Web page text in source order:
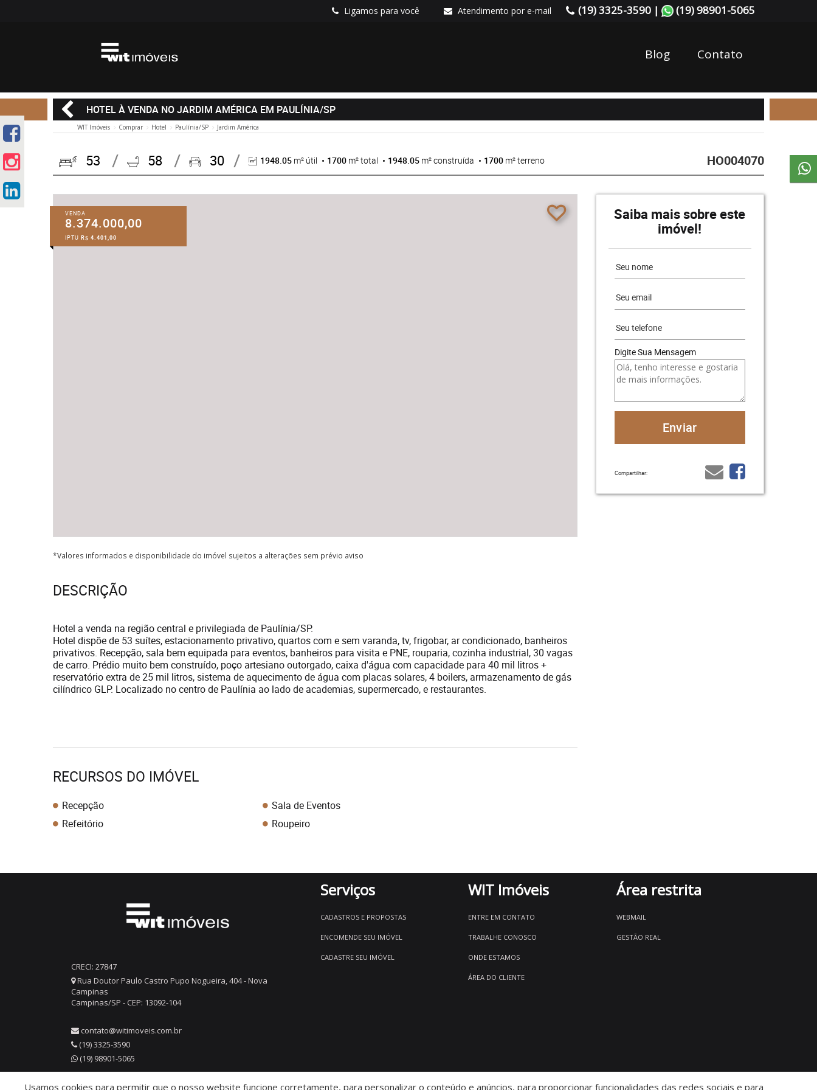
Ligamos para você Atendimento por e-mail (19) 3325-3590 | (19) 98901-5065
Blog Contato
HOTEL À VENDA NO JARDIM AMÉRICA EM PAULÍNIA/SP
WIT Imóveis Comprar Hotel Paulínia/SP Jardim América
53 58 30 1948.05 m² útil 1700 m² total 1948.05 m² construída 1700 m² terreno HO004070
VENDA
8.374.000,00
IPTU R$ 4.401,00
Saiba mais sobre este
imóvel!
Digite Sua Mensagem
Compartilhar:
*Valores informados e disponibilidade do imóvel sujeitos a alterações sem prévio aviso
DESCRIÇÃO
Hotel a venda na região central e privilegiada de Paulínia/SP.
Hotel dispõe de 53 suítes, estacionamento privativo, quartos com e sem varanda, tv, frigobar, ar condicionado, banheiros
privativos. Recepção, sala bem equipada para eventos, banheiros para visita e PNE, rouparia, cozinha industrial, 30 vagas
de carro. Prédio muito bem construído, poço artesiano outorgado, caixa d'água com capacidade para 40 mil litros +
reservatório extra de 25 mil litros, sistema de aquecimento de água com placas solares, 4 boilers, armazenamento de gás
cilíndrico GLP. Localizado no centro de Paulínia ao lado de academias, supermercado, e restaurantes.
RECURSOS DO IMÓVEL
Recepção
Sala de Eventos
Refeitório
Roupeiro
CRECI: 27847
Rua Doutor Paulo Castro Pupo Nogueira, 404 - Nova
Campinas
Campinas/SP - CEP: 13092-104
contato@witimoveis.com.br
(19) 3325-3590
(19) 98901-5065
Serviços
CADASTROS E PROPOSTAS
ENCOMENDE SEU IMÓVEL
CADASTRE SEU IMÓVEL
WIT Imóveis
ENTRE EM CONTATO
TRABALHE CONOSCO
ONDE ESTAMOS
ÁREA DO CLIENTE
Área restrita
WEBMAIL
GESTÃO REAL
Usamos cookies para permitir que o nosso website funcione corretamente, para personalizar o conteúdo e anúncios, para proporcionar funcionalidades das redes sociais e para